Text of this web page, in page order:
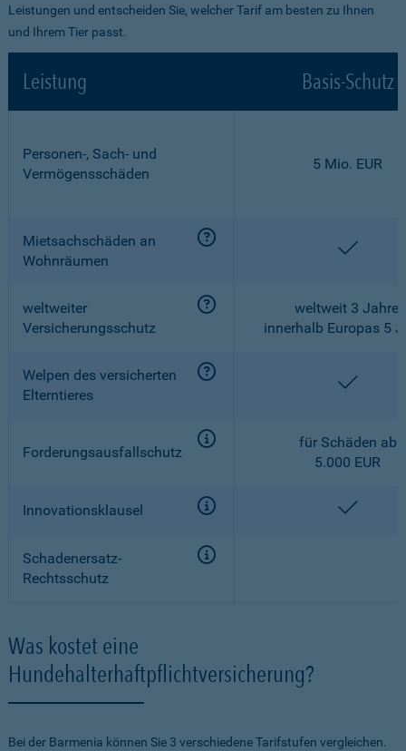
Leistungen und entscheiden Sie, welcher Tarif am besten zu Ihnen
und Ihrem Tier passt.
Leistung Basis-Schutz
Personen-, Sach- und
Vermögensschäden
5 Mio. EUR
Mietsachschäden an
Wohnräumen
weltweiter
Versicherungsschutz
weltweit 3 Jahre,
innerhalb Europas 5
Welpen des versicherten
Elterntieres
Forderungsausfallschutz
für Schäden ab
5.000 EUR
Innovationsklausel
Schadenersatz-
Rechtsschutz
Was kostet eine
Hundehalterhaftpflichtversicherung?
Bei der Barmenia können Sie 3 verschiedene Tarifstufen vergleichen.